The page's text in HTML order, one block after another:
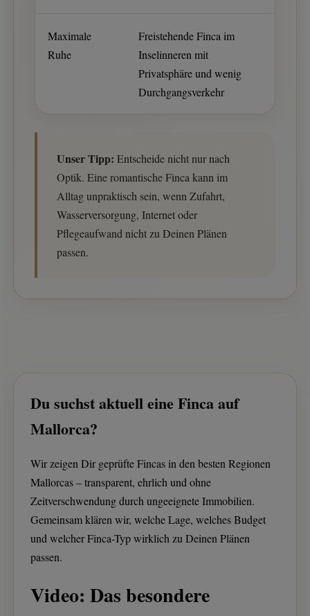
Maximale
Ruhe
Freistehende Finca im
Inselinneren mit
Privatsphäre und wenig
Durchgangsverkehr
Unser Tipp: Entscheide nicht nur nach
Optik. Eine romantische Finca kann im
Alltag unpraktisch sein, wenn Zufahrt,
Wasserversorgung, Internet oder
Pflegeaufwand nicht zu Deinen Plänen
passen.
Du suchst aktuell eine Finca auf
Mallorca?
Wir zeigen Dir geprüfte Fincas in den besten Regionen
Mallorcas – transparent, ehrlich und ohne
Zeitverschwendung durch ungeeignete Immobilien.
Gemeinsam klären wir, welche Lage, welches Budget
und welcher Finca-Typ wirklich zu Deinen Plänen
passen.
Video: Das besondere